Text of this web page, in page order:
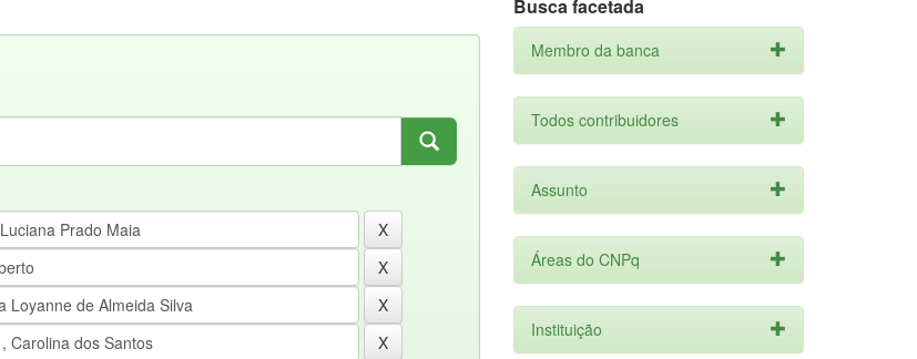
Busca facetada
Membro da banca
Todos contribuidores
Assunto
Áreas do CNPq
Instituição